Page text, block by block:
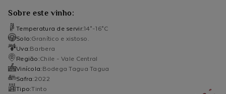
Sobre este vinho:
Temperatura de servir:14°-16°C
Solo:Granítico e xistoso.
Uva:Barbera
Região:Chile - Vale Central
Vinícola:Bodega Tagua Tagua
Safra:2022
Tipo:Tinto